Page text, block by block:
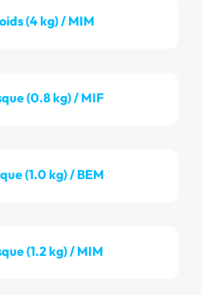
(4 kg) / MIM
(0.8 kg) / MIF
(1.0 kg) / BEM
(1.2 kg) / MIM